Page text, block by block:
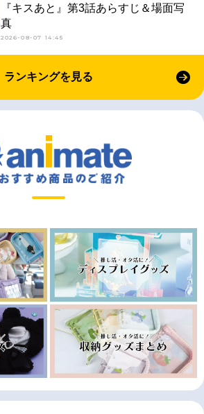
『キスあと』第3話あらすじ＆場面写
真
2026-08-07 14:45
ランキングを見る